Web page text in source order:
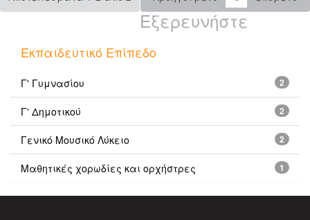
Εξερευνήστε
Εκπαιδευτικό Επίπεδο
2
Γ' Γυμνασίου
2
Γ' Δημοτικού
2
Γενικό Μουσικό Λύκειο
1
Μαθητικές χορωδίες και ορχήστρες